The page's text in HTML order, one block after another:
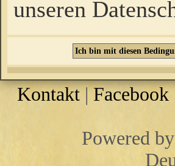
unseren
Kontakt |Facebook
Powered by